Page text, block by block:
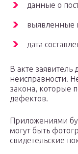
данные о
выявленные
дата
В акте заявитель
неисправности.
закона, которые
дефектов.
Приложениями
могут быть
свидетельские